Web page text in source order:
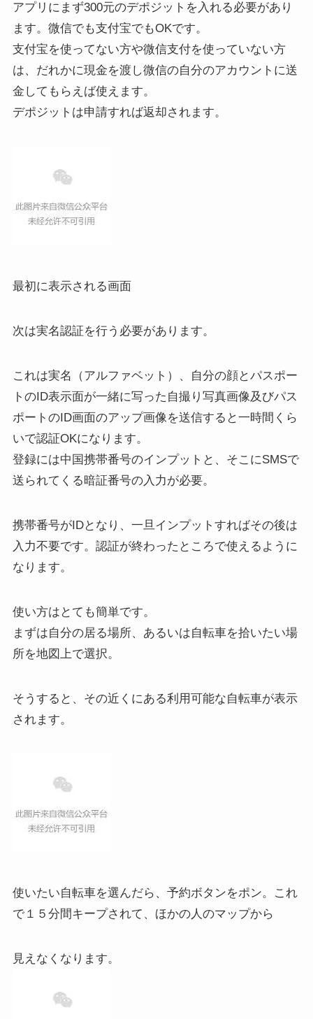
アプリにまず300元のデポジットを入れる必要があり
ます。微信でも支付宝でもOKです。
支付宝を使ってない方や微信支付を使っていない方
は、だれかに現金を渡し微信の自分のアカウントに送
金してもらえば使えます。
デポジットは申請すれば返却されます。
最初に表示される画面
次は実名認証を行う必要があります。
これは実名（アルファベット）、自分の顔とパスポー
トのID表示面が一緒に写った自撮り写真画像及びパス
ポートのID画面のアップ画像を送信すると一時間くら
いで認証OKになります。
登録には中国携帯番号のインプットと、そこにSMSで
送られてくる暗証番号の入力が必要。
携帯番号がIDとなり、一旦インプットすればその後は
入力不要です。認証が終わったところで使えるように
なります。
使い方はとても簡単です。
まずは自分の居る場所、あるいは自転車を拾いたい場
所を地図上で選択。
そうすると、その近くにある利用可能な自転車が表示
されます。
使いたい自転車を選んだら、予約ボタンをポン。これ
で１５分間キープされて、ほかの人のマップから
見えなくなります。